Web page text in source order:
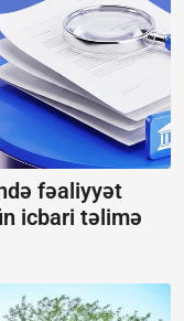
fəaliyyət
icbari təlimə